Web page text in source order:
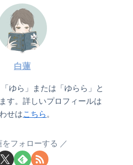
白蓮
ゆら」または「ゆらら」と
す。詳しいプロフィールは
せはこちら 。
をフォローする